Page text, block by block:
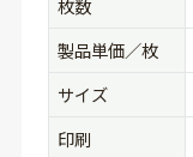
枚数
製品単価／枚
サイズ
印刷